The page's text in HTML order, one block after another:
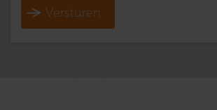
Versturen